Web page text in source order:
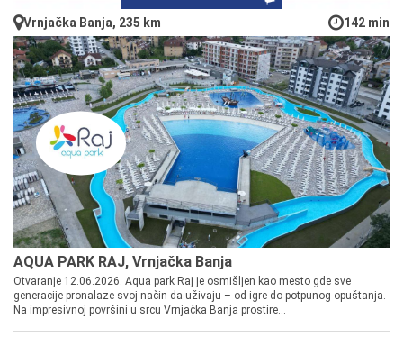
Vrnjačka Banja, 235 km 142 min
AQUA PARK RAJ, Vrnjačka Banja
Otvaranje 12.06.2026. Aqua park Raj je osmišljen kao mesto gde sve
generacije pronalaze svoj način da uživaju – od igre do potpunog opuštanja.
Na impresivnoj površini u srcu Vrnjačka Banja prostire...